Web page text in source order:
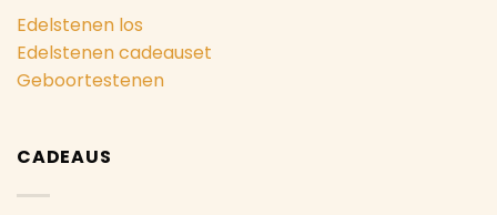
Edelstenen los
Edelstenen cadeauset
Geboortestenen
CADEAUS